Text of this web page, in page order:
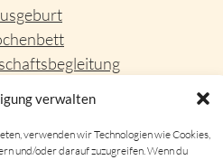
verwalten
verwenden wir Technologien wie Cookies,
und/oder darauf zuzugreifen. Wenn du